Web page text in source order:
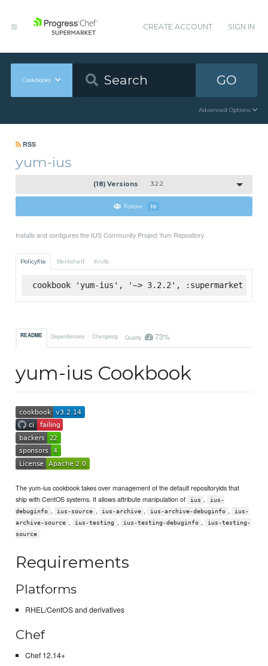
CREATE ACCOUNT SIGN IN
Cookbooks GO
Advanced Options
RSS
yum-ius
(18) Versions 3.2.2
Follow 10
Installs and configures the IUS Community Project Yum Repository
Policyfile Berkshelf Knife
cookbook 'yum-ius', '~> 3.2.2', :supermarket
README Dependencies Changelog Quality 73%
yum-ius Cookbook
The yum-ius cookbook takes over management of the default repositoryids that
ship with CentOS systems. It allows attribute manipulation of
ius ,
ius-
debuginfo , ius-source , ius-archive , ius-archive-debuginfo ,
ius-
archive-source , ius-testing , ius-testing-debuginfo ,
ius-testing-
source
Requirements
Platforms
RHEL/CentOS and derivatives
Chef
Chef 12.14+